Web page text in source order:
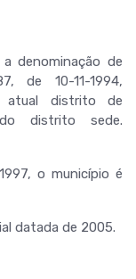
denominação de
de 10-11-1994,
atual distrito de
do distrito sede.
o município é
datada de 2005.